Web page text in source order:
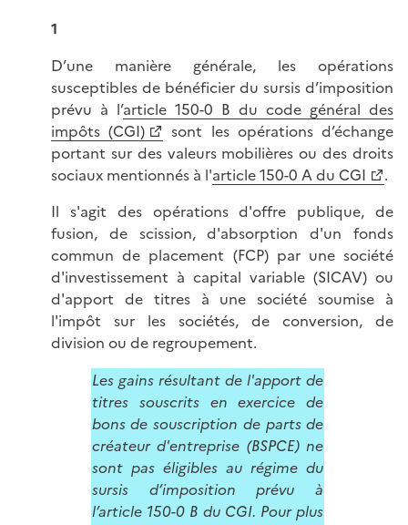
1
D’une manière générale, les opérations
susceptibles de bénéficier du sursis d’imposition
prévu à l’article 150-0 B du code général des
impôts (CGI)
sont les opérations d’échange
portant sur des valeurs mobilières ou des droits
sociaux mentionnés à l'article 150-0 A du CGI
.
Il s'agit des opérations d'offre publique, de
fusion, de scission, d'absorption d'un fonds
commun de placement (FCP) par une société
d'investissement à capital variable (SICAV) ou
d'apport de titres à une société soumise à
l'impôt sur les sociétés, de conversion, de
division ou de regroupement.
Les gains résultant de l'apport de
titres souscrits en exercice de
bons de souscription de parts de
créateur d'entreprise (BSPCE) ne
sont pas éligibles au régime du
sursis d’imposition prévu à
l’article 150-0 B du CGI. Pour plus